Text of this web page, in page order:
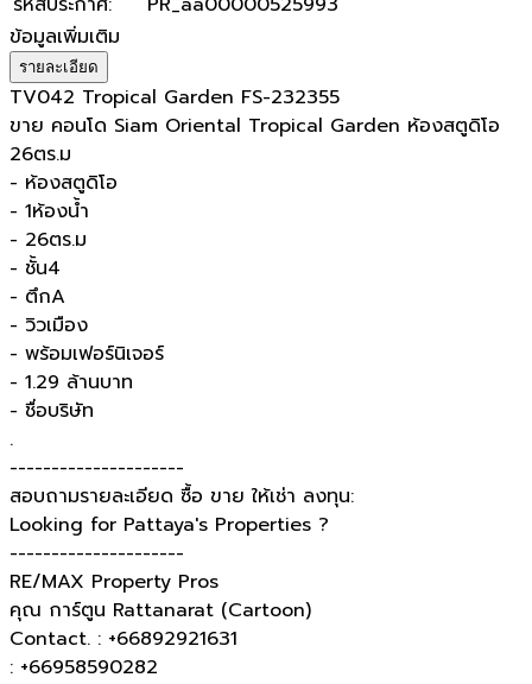
ข้อมูลเพิ่มเติม
รายละเอียด
TV042 Tropical Garden FS-232355
ขาย คอนโด Siam Oriental Tropical Garden ห้องสตูดิโอ
26ตร.ม
- ห้องสตูดิโอ
- 1ห้องน้ำ
- 26ตร.ม
- ชั้น4
- ตึกA
- วิวเมือง
- พร้อมเฟอร์นิเจอร์
- 1.29 ล้านบาท
- ชื่อบริษัท
.
---------------------
สอบถามรายละเอียด ซื้อ ขาย ให้เช่า ลงทุน:
Looking for Pattaya's Properties ?
---------------------
RE/MAX Property Pros
คุณ การ์ตูน Rattanarat (Cartoon)
Contact. : +66892921631
: +66958590282